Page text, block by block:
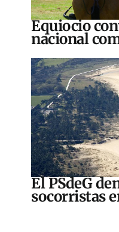
Equiocio
nacional
El PSdeG
socorristas